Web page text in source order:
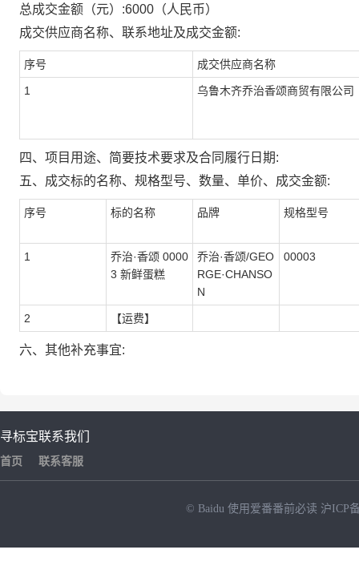
总成交金额（元）:6000 （人民币）
成交供应商名称、联系地址及成交金额:
序号 成交供应商名称
1 乌鲁木齐乔治香颂商贸有限公司
四、项目用途、简要技术要求及合同履行日期:
五、成交标的名称、规格型号、数量、单价、成交金额:
序号 标的名称 品牌 规格型号
1
乔治·香颂 0000
3 新鲜蛋糕
乔治·香颂/GEO
RGE·CHANSO
N
00003
2 【运费】
六、其他补充事宜:
寻标宝
首页
联系我们
联系客服
© Baidu 使用爱番番前必读 沪ICP